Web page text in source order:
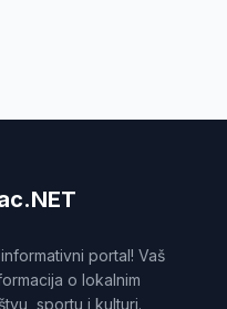
portal! Vaš
o lokalnim
sportu i kulturi.